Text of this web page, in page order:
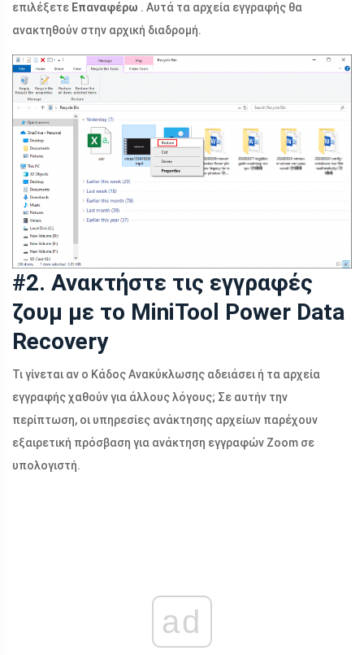
επιλέξετε Επαναφέρω . Αυτά τα αρχεία εγγραφής θα
ανακτηθούν στην αρχική διαδρομή.
#2. Ανακτήστε τις εγγραφές
ζουμ με το MiniTool Power Data
Recovery
Τι γίνεται αν ο Κάδος Ανακύκλωσης αδειάσει ή τα αρχεία
εγγραφής χαθούν για άλλους λόγους; Σε αυτήν την
περίπτωση, οι υπηρεσίες ανάκτησης αρχείων παρέχουν
εξαιρετική πρόσβαση για ανάκτηση εγγραφών Zoom σε
υπολογιστή.
ad